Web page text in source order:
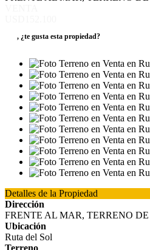
, ¿te gusta esta propiedad?
Detalles de la Propiedad
Dirección
FRENTE AL MAR, TERRENO
Ubicación
Ruta del Sol
Terreno